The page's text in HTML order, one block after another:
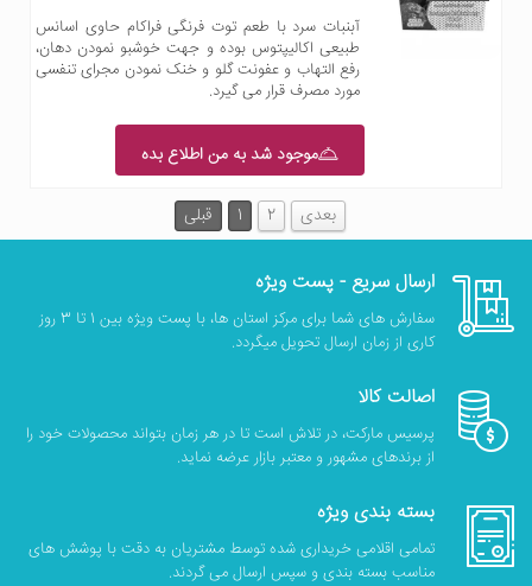
آبنبات سرد با طعم توت فرنگی فراکام حاوی اسانس
طبیعی اکالیپتوس بوده و جهت خوشبو نمودن دهان،
رفع التهاب و عفونت گلو و خنک نمودن مجرای تنفسی
مورد مصرف قرار می گیرد.
موجود شد به من اطلاع بده
قبلی 1 2 بعدی
ارسال سریع - پست ویژه
سفارش های شما برای مرکز استان ها، با پست ویژه بین 1 تا 3 روز
کاری از زمان ارسال تحویل میگردد.
اصالت کالا
پرسیس مارکت، در تلاش است تا در هر زمان بتواند محصولات خود را
از برندهای مشهور و معتبر بازار عرضه نماید.
بسته بندی ویژه
تمامی اقلامی خریداری شده توسط مشتریان به دقت با پوشش های
مناسب بسته بندی و سپس ارسال می گردند.